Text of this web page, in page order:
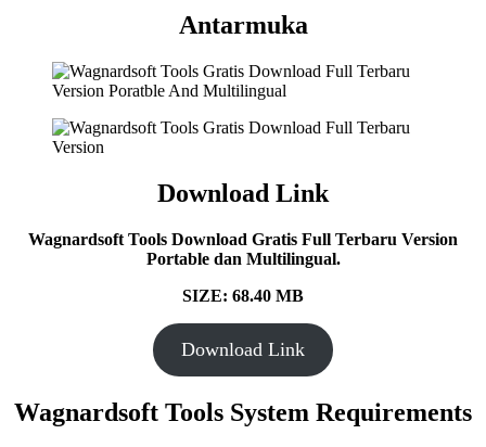
Antarmuka
Download Link
Wagnardsoft Tools Download Gratis Full Terbaru Version
Portable dan Multilingual.
SIZE: 68.40 MB
Download Link
Wagnardsoft Tools System Requirements